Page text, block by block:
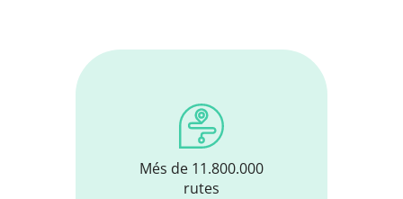
Més de 11.800.000
rutes